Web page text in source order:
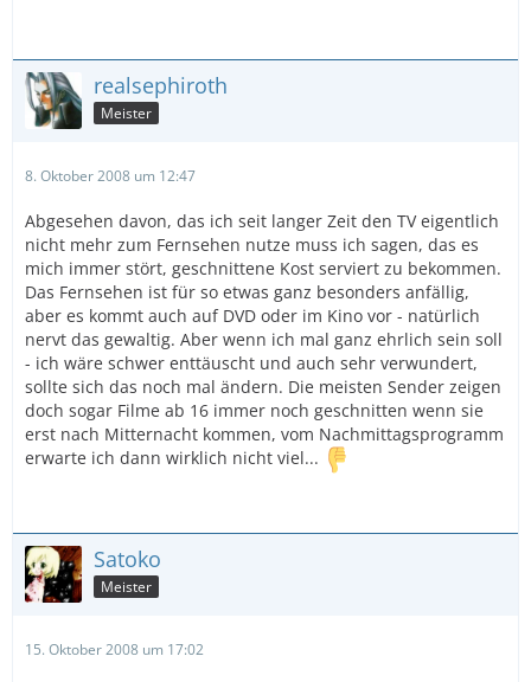
realsephiroth
Meister
8. Oktober 2008 um 12:47
Abgesehen davon, das ich seit langer Zeit den TV eigentlich
nicht mehr zum Fernsehen nutze muss ich sagen, das es
mich immer stört, geschnittene Kost serviert zu bekommen.
Das Fernsehen ist für so etwas ganz besonders anfällig,
aber es kommt auch auf DVD oder im Kino vor - natürlich
nervt das gewaltig. Aber wenn ich mal ganz ehrlich sein soll
- ich wäre schwer enttäuscht und auch sehr verwundert,
sollte sich das noch mal ändern. Die meisten Sender zeigen
doch sogar Filme ab 16 immer noch geschnitten wenn sie
erst nach Mitternacht kommen, vom Nachmittagsprogramm
erwarte ich dann wirklich nicht viel...
Satoko
Meister
15. Oktober 2008 um 17:02